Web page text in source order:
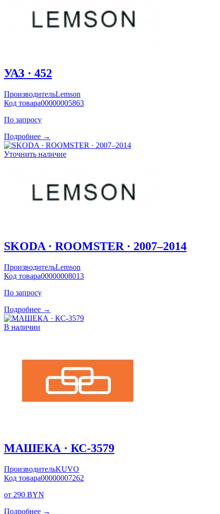
УАЗ · 452
ПроизводительLemson
Код товара00000005863
По запросу
Подробнее →
Уточнить наличие
SKODA · ROOMSTER · 2007–2014
ПроизводительLemson
Код товара00000008013
По запросу
Подробнее →
В наличии
МАШЕКА · КС-3579
ПроизводительKUVO
Код товара00000007262
от 290 BYN
Подробнее →